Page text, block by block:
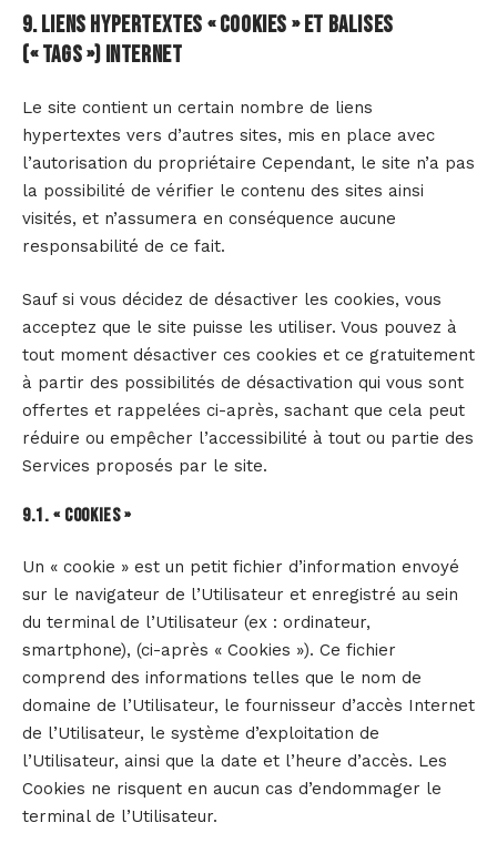
9. Liens hypertextes « cookies » et balises
(« tags ») internet
Le site contient un certain nombre de liens
hypertextes vers d’autres sites, mis en place avec
l’autorisation du propriétaire Cependant, le site n’a pas
la possibilité de vérifier le contenu des sites ainsi
visités, et n’assumera en conséquence aucune
responsabilité de ce fait.
Sauf si vous décidez de désactiver les cookies, vous
acceptez que le site puisse les utiliser. Vous pouvez à
tout moment désactiver ces cookies et ce gratuitement
à partir des possibilités de désactivation qui vous sont
offertes et rappelées ci-après, sachant que cela peut
réduire ou empêcher l’accessibilité à tout ou partie des
Services proposés par le site.
9.1. « COOKIES »
Un « cookie » est un petit fichier d’information envoyé
sur le navigateur de l’Utilisateur et enregistré au sein
du terminal de l’Utilisateur (ex : ordinateur,
smartphone), (ci-après « Cookies »). Ce fichier
comprend des informations telles que le nom de
domaine de l’Utilisateur, le fournisseur d’accès Internet
de l’Utilisateur, le système d’exploitation de
l’Utilisateur, ainsi que la date et l’heure d’accès. Les
Cookies ne risquent en aucun cas d’endommager le
terminal de l’Utilisateur.